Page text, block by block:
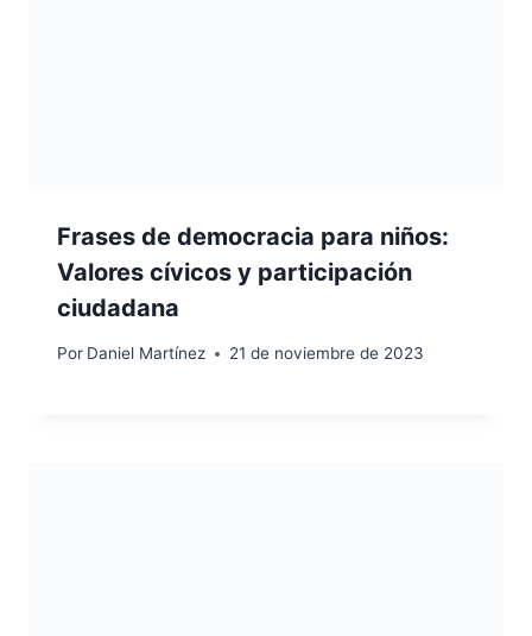
Frases de democracia para niños:
Valores cívicos y participación
ciudadana
Por Daniel Martínez 21 de noviembre de 2023